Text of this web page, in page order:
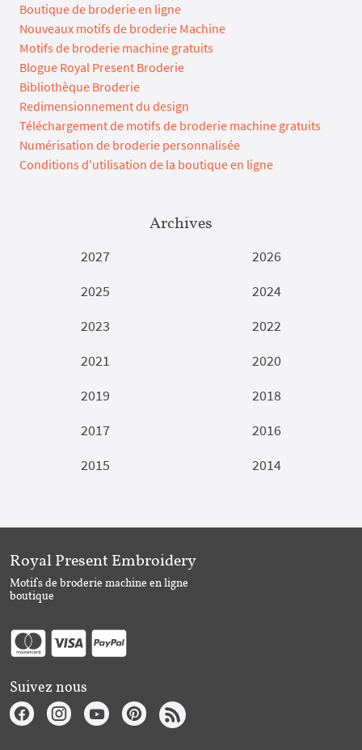
Boutique de broderie en ligne
Nouveaux motifs de broderie Machine
Motifs de broderie machine gratuits
Blogue Royal Present Broderie
Bibliothèque Broderie
Redimensionnement du design
Téléchargement de motifs de broderie machine gratuits
Numérisation de broderie personnalisée
Conditions d'utilisation de la boutique en ligne
Archives
2027
2026
2025
2024
2023
2022
2021
2020
2019
2018
2017
2016
2015
2014
Royal Present Embroidery
Motifs de broderie machine en ligne
boutique
Suivez nous